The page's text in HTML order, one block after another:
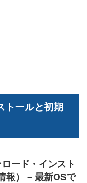
トールと初期
ード・インスト
報） – 最新OSで